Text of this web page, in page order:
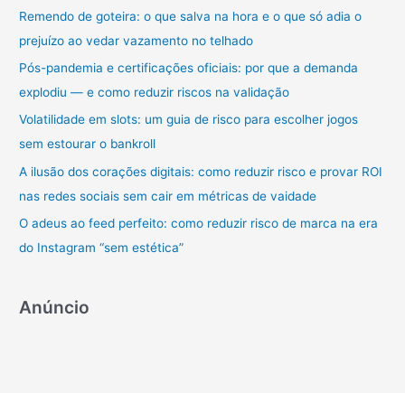
i
s
a
r
p
o
Remendo de goteira: o que salva na hora e o que só adia o
prejuízo ao vedar vazamento no telhado
Pós-pandemia e certificações oficiais: por que a demanda
explodiu — e como reduzir riscos na validação
Volatilidade em slots: um guia de risco para escolher jogos
sem estourar o bankroll
A ilusão dos corações digitais: como reduzir risco e provar ROI
nas redes sociais sem cair em métricas de vaidade
O adeus ao feed perfeito: como reduzir risco de marca na era
do Instagram “sem estética”
Anúncio